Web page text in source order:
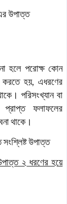
এর উপাত্ত
হলে পরোক্ষ কোন
করতে হয়, এধরণের
পরিসংখ্যান বা
ফলাফলের
থাকে।
সংশ্লিষ্ট উপাত্ত
২ ধরণের হয়ে